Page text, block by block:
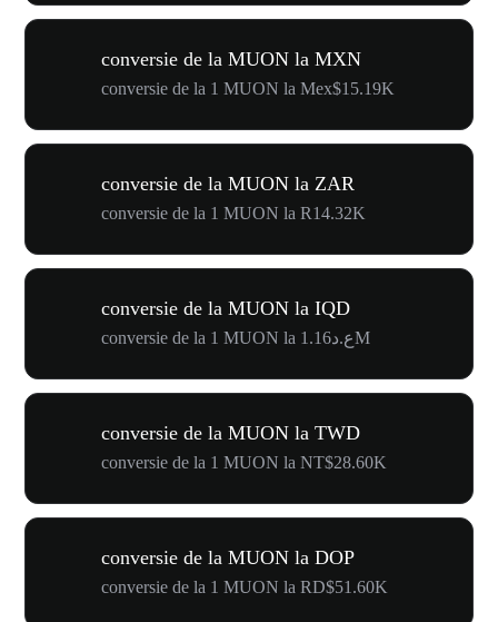
conversie de la MUON la MXN
conversie de la 1 MUON la Mex$15.19K
conversie de la MUON la ZAR
conversie de la 1 MUON la R14.32K
conversie de la MUON la IQD
conversie de la 1 MUON la ع.د1.16M
conversie de la MUON la TWD
conversie de la 1 MUON la NT$28.60K
conversie de la MUON la DOP
conversie de la 1 MUON la RD$51.60K